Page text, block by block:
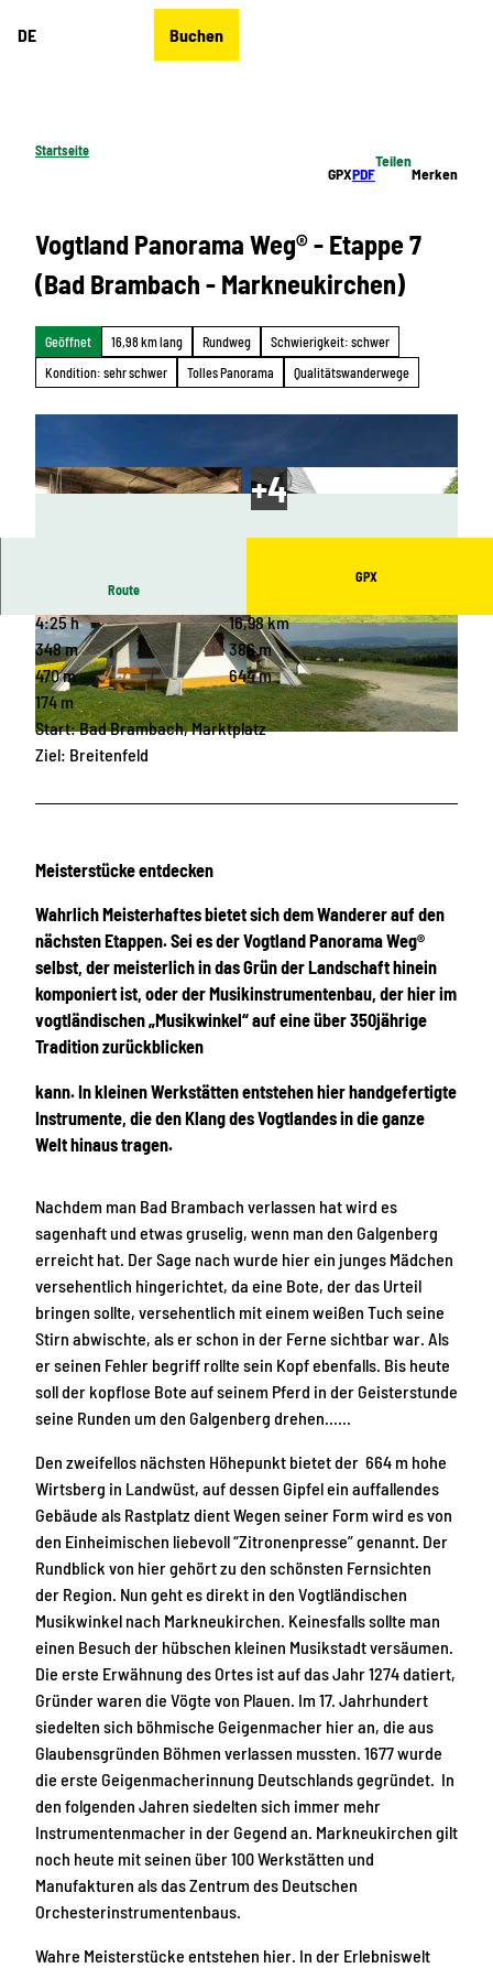
DE Buchen
Startseite
GPXPDF
Teilen
Merken
Vogtland Panorama Weg® - Etappe 7
(Bad Brambach - Markneukirchen)
Geöffnet 16,98 km lang Rundweg
Schwierigkeit: schwer
Kondition: sehr schwer
Tolles Panorama Qualitätswanderwege
© Archiv Vogtland Kultur GmbH/ Vogtl. Freilich
tmuseum Landwüst |
CC-BY-SA
© Archiv TVV, M. Daßler |
Route
GPX
4:25 h
16,98 km
348 m
386 m
470 m
644 m
174 m
Start: Bad Brambach, Marktplatz
Ziel: Breitenfeld
Meisterstücke entdecken
Wahrlich Meisterhaftes bietet sich dem Wanderer auf den
nächsten Etappen. Sei es der Vogtland Panorama Weg®
selbst, der meisterlich in das Grün der Landschaft hinein
komponiert ist, oder der Musikinstrumentenbau, der hier im
vogtländischen „Musikwinkel“ auf eine über 350jährige
Tradition zurückblicken
kann. In kleinen Werkstätten entstehen hier handgefertigte
Instrumente, die den Klang des Vogtlandes in die ganze
Welt hinaus tragen.
Nachdem man Bad Brambach verlassen hat wird es
sagenhaft und etwas gruselig, wenn man den Galgenberg
erreicht hat. Der Sage nach wurde hier ein junges Mädchen
versehentlich hingerichtet, da eine Bote, der das Urteil
bringen sollte, versehentlich mit einem weißen Tuch seine
Stirn abwischte, als er schon in der Ferne sichtbar war. Als
er seinen Fehler begriff rollte sein Kopf ebenfalls. Bis heute
soll der kopflose Bote auf seinem Pferd in der Geisterstunde
seine Runden um den Galgenberg drehen……
Den zweifellos nächsten Höhepunkt bietet der 664 m hohe
Wirtsberg in Landwüst, auf dessen Gipfel ein auffallendes
Gebäude als Rastplatz dient Wegen seiner Form wird es von
den Einheimischen liebevoll “Zitronenpresse” genannt. Der
Rundblick von hier gehört zu den schönsten Fernsichten
der Region. Nun geht es direkt in den Vogtländischen
Musikwinkel nach Markneukirchen. Keinesfalls sollte man
einen Besuch der hübschen kleinen Musikstadt versäumen.
Die erste Erwähnung des Ortes ist auf das Jahr 1274 datiert,
Gründer waren die Vögte von Plauen. Im 17. Jahrhundert
siedelten sich böhmische Geigenmacher hier an, die aus
Glaubensgründen Böhmen verlassen mussten. 1677 wurde
die erste Geigenmacherinnung Deutschlands gegründet. In
den folgenden Jahren siedelten sich immer mehr
Instrumentenmacher in der Gegend an. Markneukirchen gilt
noch heute mit seinen über 100 Werkstätten und
Manufakturen als das Zentrum des Deutschen
Orchesterinstrumentenbaus.
Wahre Meisterstücke entstehen hier. In der Erlebniswelt